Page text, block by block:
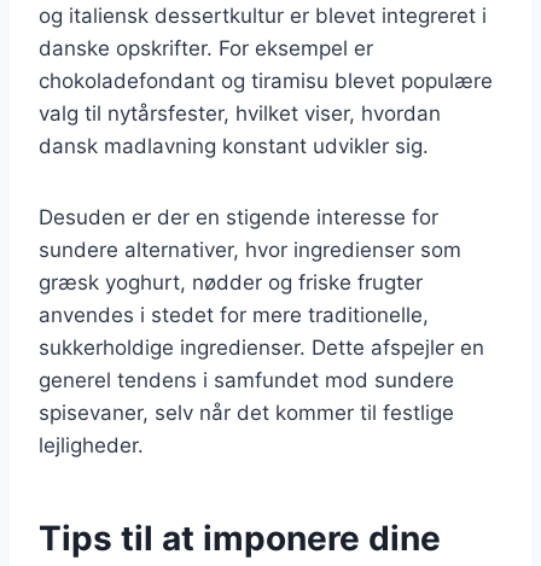
og italiensk dessertkultur er blevet integreret i
danske opskrifter. For eksempel er
chokoladefondant og tiramisu blevet populære
valg til nytårsfester, hvilket viser, hvordan
dansk madlavning konstant udvikler sig.
Desuden er der en stigende interesse for
sundere alternativer, hvor ingredienser som
græsk yoghurt, nødder og friske frugter
anvendes i stedet for mere traditionelle,
sukkerholdige ingredienser. Dette afspejler en
generel tendens i samfundet mod sundere
spisevaner, selv når det kommer til festlige
lejligheder.
Tips til at imponere dine